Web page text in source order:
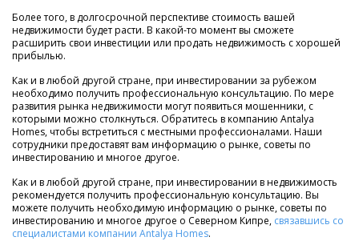
Более того, в долгосрочной перспективе стоимость вашей
недвижимости будет расти. В какой-то момент вы сможете
расширить свои инвестиции или продать недвижимость с хорошей
прибылью.
Как и в любой другой стране, при инвестировании за рубежом
необходимо получить профессиональную консультацию. По мере
развития рынка недвижимости могут появиться мошенники, с
которыми можно столкнуться. Обратитесь в компанию Antalya
Homes, чтобы встретиться с местными профессионалами. Наши
сотрудники предоставят вам информацию о рынке, советы по
инвестированию и многое другое.
Как и в любой другой стране, при инвестировании в недвижимость
рекомендуется получить профессиональную консультацию. Вы
можете получить необходимую информацию о рынке, советы по
инвестированию и многое другое о Северном Кипре, связавшись со
специалистами компании Antalya Homes.